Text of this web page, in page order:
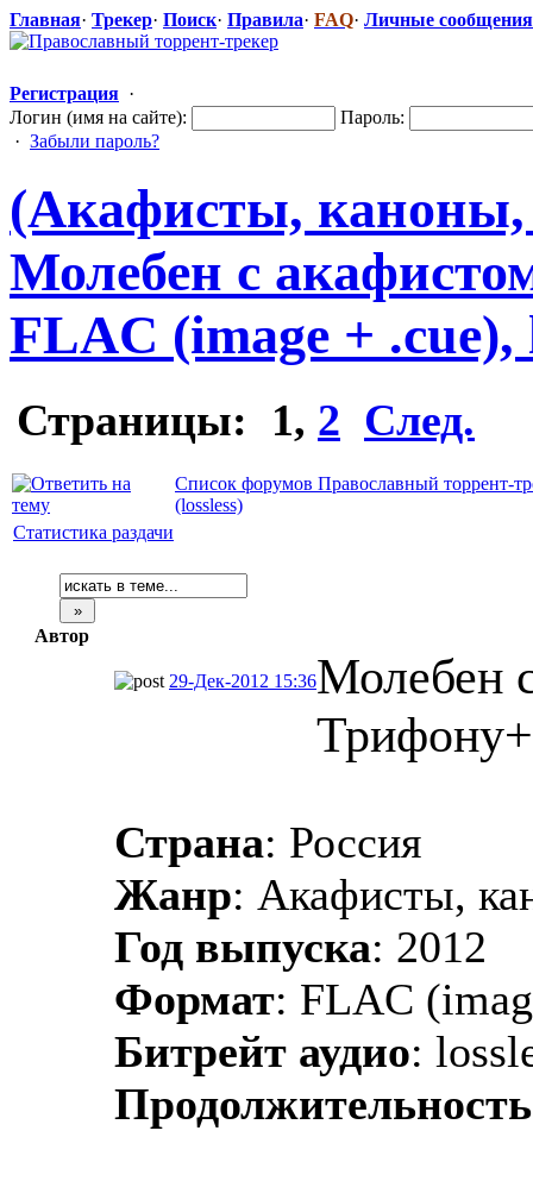
Главная· Трекер· Поиск· Правила· FAQ· Личные сообщения
Регистрация ·
Логин (имя на сайте):
Пароль:
· Забыли пароль?
(Акафисты, каноны,
Молебен с
FLAC (image + .cue),
Страницы: 1, 2 След.
Список форумов Православный торрент-
(lossless)
Статистика раздачи
Автор
29-Дек-2012 15:36Молебен
Страна: Россия
Жанр: Акафисты,
Год выпуска: 2012
Формат: FLAC
Битрейт аудио:
Продолжительность